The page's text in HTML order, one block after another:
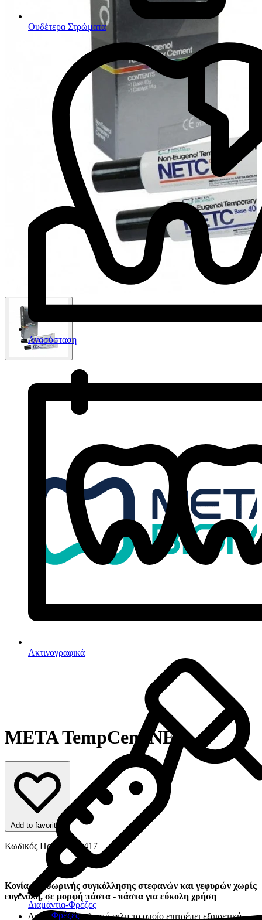
Ουδέτερα Στρώματα
Ανασύσταση
Ακτινογραφικά
Διαμάντια-Φρέζες
Φρέζες
META TempCem ΝΕ
Add to favorites
Κωδικός Προϊόντος: 417
Κονία προσωρινής συγκόλλησης στεφανών και γεφυρών χωρίς
ευγενόλη, σε μορφή πάστα - πάστα για εύκολη χρήση
Δημιουργεί ένα λεπτό φιλμ το οποίο επιτρέπει εξαιρετική